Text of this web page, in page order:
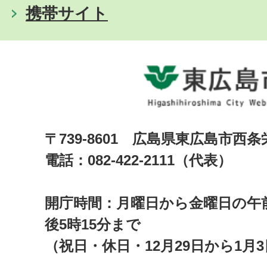
携帯サイト
〒739-8601 広島県東広島市西
電話：082-422-2111（代表）
開庁時間：月曜日から金曜日の午
後5時15分まで
（祝日・休日・12月29日から1月